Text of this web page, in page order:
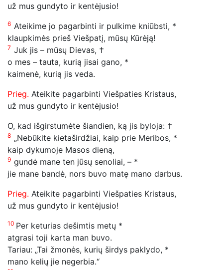
už mus gundyto ir kentėjusio!
6 Ateikime jo pagarbinti ir pulkime kniūbsti, *
klaupkimės prieš Viešpatį, mūsų Kūrėją!
7 Juk jis – mūsų Dievas, †
o mes – tauta, kurią jisai gano, *
kaimenė, kurią jis veda.
Prieg. Ateikite pagarbinti Viešpaties Kristaus,
už mus gundyto ir kentėjusio!
O, kad išgirstumėte šiandien, ką jis byloja: †
8 „Nebūkite kietaširdžiai, kaip prie Meribos, *
kaip dykumoje Masos dieną,
9 gundė mane ten jūsų senoliai, – *
jie mane bandė, nors buvo matę mano darbus.
Prieg. Ateikite pagarbinti Viešpaties Kristaus,
už mus gundyto ir kentėjusio!
10 Per keturias dešimtis metų *
atgrasi toji karta man buvo.
Tariau: „Tai žmonės, kurių širdys paklydo, *
mano kelių jie negerbia.“